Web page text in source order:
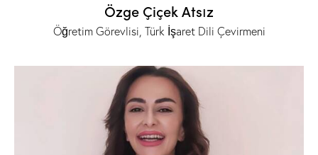
Özge Çiçek Atsız
Öğretim Görevlisi, Türk İşaret Dili Çevirmeni